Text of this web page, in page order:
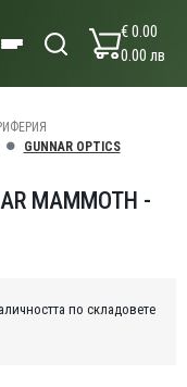
€ 0.00
0.00 лв
GUNNAR OPTICS
MAMMOTH -
по складовете